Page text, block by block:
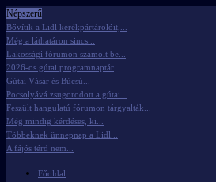
Népszerű
Bővítik a Lidl kerékpártárolóit,...
Még a láthatáron sincs...
Lakossági fórumon számolt be...
2026-os gútai programnaptár
Gútai Vásár és Búcsú...
Pocsolyává zsugorodott a gútai...
Feszült hangulatú fórumon tárgyalták...
Még mindig kérdéses, ki...
Többeknek ünnepnap a Lidl...
A fájós térd nem...
Főoldal